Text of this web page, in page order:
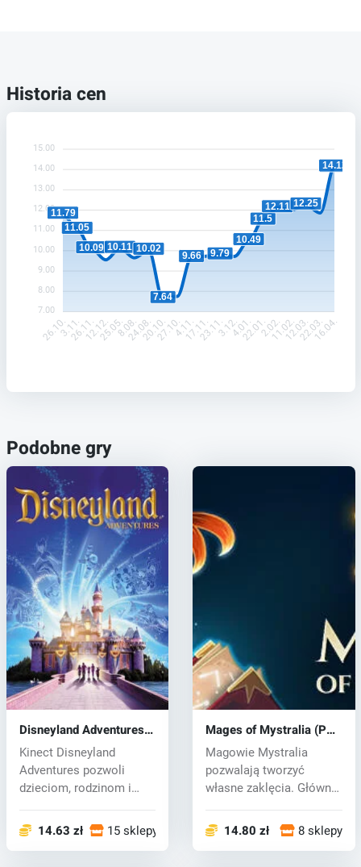
Historia cen
15.00
14.00
13.00
12.00
11.00
10.00
9.00
8.00
7.00
11.79
11.05
10.09 10.11 10.02
7.64
9.66 9.79
10.49
11.5
12.11 12.25
14.12
26.10.3.11.26.11.12.12.25.05.8.08.24.08.20.10.27.10.4.11.17.11.23.11.3.12.4.01.22.01.2.02.11.02.12.03.22.03.16.04.
Podobne gry
Disneyland Adventures
(PC) CD key
Kinect Disneyland
Adventures pozwoli
dzieciom, rodzinom i
14.63 zł 15 sklepy
Mages of Mystralia (PC)
CD key
Magowie Mystralia
pozwalają tworzyć
własne zaklęcia. Główna
14.80 zł 8 sklepy